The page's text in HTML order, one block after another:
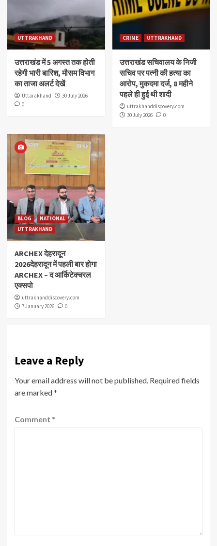
UTTRAKHAND
उत्तराखंड में 5 अगस्त तक होती
रहेगी भारी बारिश, मौसम विभाग
का ताजा अलर्ट देखें
Uttarakhand
30 July 2026
0
CRIME UTTRAKHAND
उत्तराखंड सचिवालय के निजी
सचिव पर पत्नी की हत्या का
आरोप, मुकदमा दर्ज, 8 महीने
पहले ही हुई थी शादी
uttrakhanddiscovery.com
30 July 2026
0
BLOG
NATIONAL
UTTRAKHAND
ARCHEX देहरादून
2026देहरादून में पहली बार होगा
ARCHEX – द आर्किटेक्चरल
एक्सपो
uttrakhanddiscovery.com
7 January 2026
0
Leave a Reply
Your email address will not be published. Required fields
are marked*
Comment *